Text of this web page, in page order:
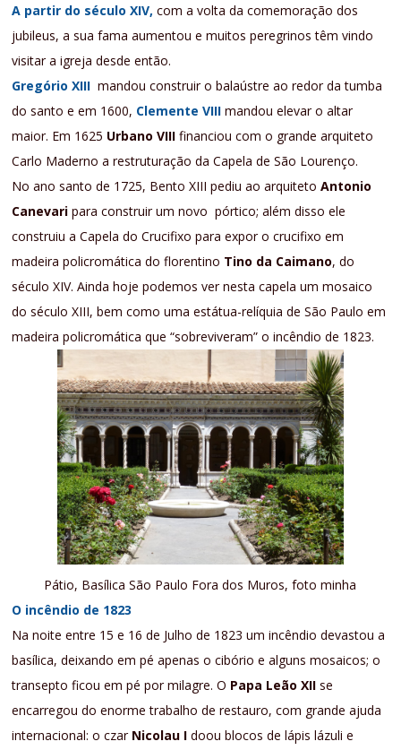
A partir do século XIV, com a volta da comemoração dos
jubileus, a sua fama aumentou e muitos peregrinos têm vindo
visitar a igreja desde então.
Gregório XIII mandou construir o balaústre ao redor da tumba
do santo e em 1600, Clemente VIII mandou elevar o altar
maior. Em 1625 Urbano VIIIfinanciou com o grande arquiteto
Carlo Maderno a restruturação da Capela de São Lourenço.
No ano santo de 1725, Bento XIII pediu ao arquitetoAntonio
Canevari para construir um novo pórtico; além disso ele
construiu a Capela do Crucifixo para expor o crucifixo em
madeira policromática do florentino Tino da Caimano, do
século XIV. Ainda hoje podemos ver nesta capela um mosaico
do século XIII, bem como uma estátua-relíquia de São Paulo em
madeira policromática que “sobreviveram” o incêndio de 1823.
Pátio, Basílica São Paulo Fora dos Muros, foto minha
O incêndio de 1823
Na noite entre 15 e 16 de Julho de 1823 um incêndio devastou a
basílica, deixando em pé apenas o cibório e alguns mosaicos; o
transepto ficou em pé por milagre. O Papa Leão XII se
encarregou do enorme trabalho de restauro, com grande ajuda
internacional: o czarNicolau I doou blocos de lápis lázuli e